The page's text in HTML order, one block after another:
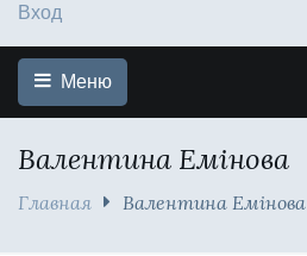
Вход
Меню
Валентина Емінова
Главная Валентина Емінова